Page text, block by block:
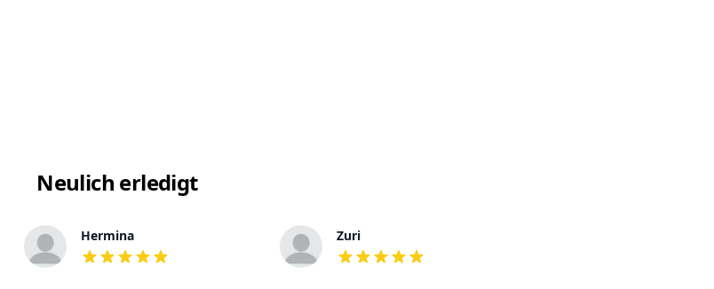
Neulich erledigt
Hermina
out of 5 stars
Zuri
out of 5 stars